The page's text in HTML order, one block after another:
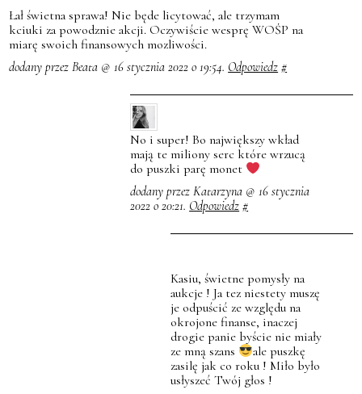
Łał świetna sprawa! Nie będe licytować, ale trzymam
kciuki za powodznie akcji. Oczywiście wesprę WOŚP na
miarę swoich finansowych mozliwości.
dodany przez Beata @ 16 stycznia 2022 o 19:54. Odpowiedz #
No i super! Bo największy wkład
mają te miliony serc które wrzucą
do puszki parę monet
dodany przez Katarzyna @ 16 stycznia
2022 o 20:21. Odpowiedz #
Kasiu, świetne pomysły na
aukcje ! Ja tez niestety muszę
je odpuścić ze względu na
okrojone finanse, inaczej
drogie panie byście nie miały
ze mną szans
ale puszkę
zasilę jak co roku ! Miło było
usłyszeć Twój głos !